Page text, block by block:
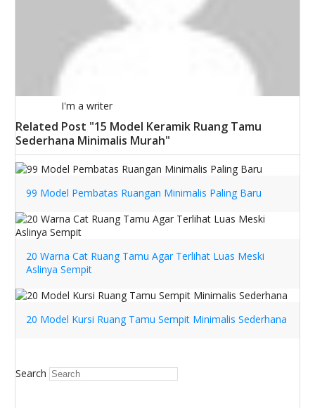
I'm a writer
Related Post "15 Model Keramik Ruang Tamu
Sederhana Minimalis Murah"
99 Model Pembatas Ruangan Minimalis Paling Baru
20 Warna Cat Ruang Tamu Agar Terlihat Luas Meski
Aslinya Sempit
20 Model Kursi Ruang Tamu Sempit Minimalis Sederhana
Search